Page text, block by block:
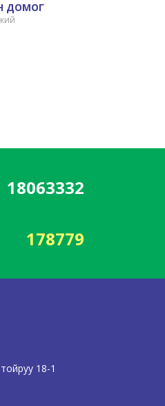
ДОМОГ
18063332
178779
18-1